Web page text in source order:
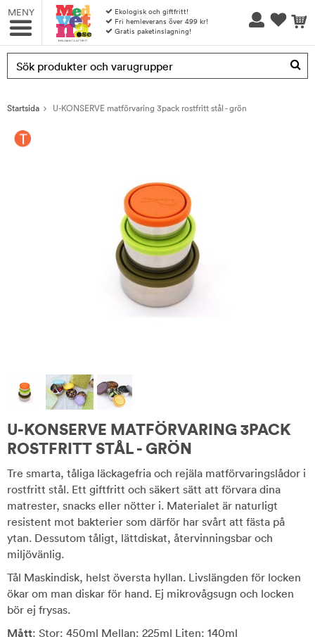
MENY
Ekologisk och giftfritt!
Fri hemleverans över 499 kr!
Gratis paketinslagning!
Produkten har blivit tillagd i varukorgen
Startsida U-KONSERVE matförvaring 3pack rostfritt stål - grön
U-KONSERVE MATFÖRVARING 3PACK
ROSTFRITT STÅL - GRÖN
Tre smarta, tåliga läckagefria och rejäla matförvaringslådor i
rostfritt stål. Ett giftfritt och säkert sätt att förvara dina
matrester, snacks eller nötter i. Materialet är naturligt
resistent mot bakterier som därför har svårt att fästa på
ytan. Dessutom tåligt, lättdiskat, återvinningsbar och
miljövänlig.
Tål Maskindisk, helst översta hyllan. Livslängden för locken
ökar om man diskar för hand. Ej mikrovågsugn och locken
bör ej frysas.
Mått: Stor: 450ml Mellan: 225ml Liten: 140ml